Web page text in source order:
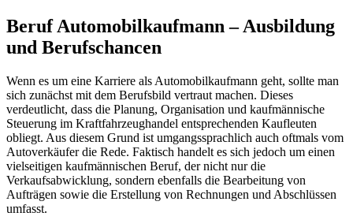
Beruf Automobilkaufmann – Ausbildung
und Berufschancen
Wenn es um eine Karriere als Automobilkaufmann geht, sollte man
sich zunächst mit dem Berufsbild vertraut machen. Dieses
verdeutlicht, dass die Planung, Organisation und kaufmännische
Steuerung im Kraftfahrzeughandel entsprechenden Kaufleuten
obliegt. Aus diesem Grund ist umgangssprachlich auch oftmals vom
Autoverkäufer die Rede. Faktisch handelt es sich jedoch um einen
vielseitigen kaufmännischen Beruf, der nicht nur die
Verkaufsabwicklung, sondern ebenfalls die Bearbeitung von
Aufträgen sowie die Erstellung von Rechnungen und Abschlüssen
umfasst.